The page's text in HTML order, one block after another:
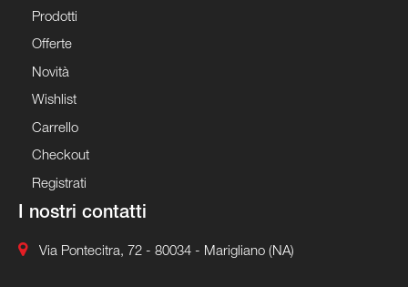
Prodotti
Offerte
Novità
Wishlist
Carrello
Checkout
Registrati
I nostri contatti
Via Pontecitra, 72 - 80034 - Marigliano (NA)